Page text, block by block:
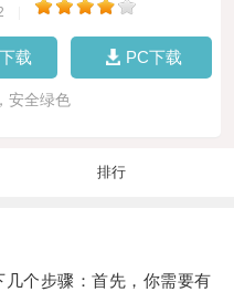
载 PC下载
安全绿色
排行
个步骤：首先，你需要有